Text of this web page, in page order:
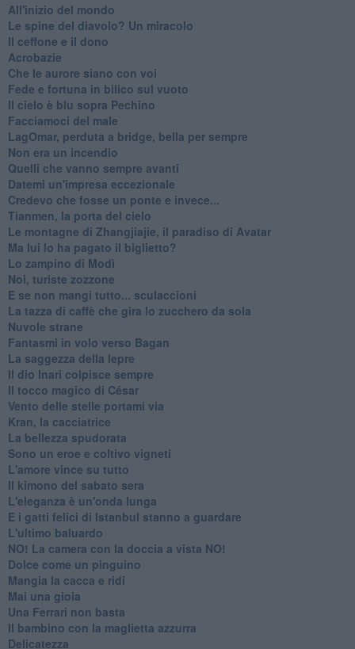
All'inizio del mondo
Le spine del diavolo? Un miracolo
Il ceffone e il dono
Acrobazie
Che le aurore siano con voi
Fede e fortuna in bilico sul vuoto
Il cielo è blu sopra Pechino
Facciamoci del male
LagOmar, perduta a bridge, bella per sempre
Non era un incendio
Quelli che vanno sempre avanti
Datemi un'impresa eccezionale
Credevo che fosse un ponte e invece...
Tianmen, la porta del cielo
Le montagne di Zhangjiajie, il paradiso di Avatar
Ma lui lo ha pagato il biglietto?
Lo zampino di Modì
Noi, turiste zozzone
E se non mangi tutto... sculaccioni
La tazza di caffè che gira lo zucchero da sola
Nuvole strane
Fantasmi in volo verso Bagan
La saggezza della lepre
Il dio Inari colpisce sempre
Il tocco magico di César
Vento delle stelle portami via
Kran, la cacciatrice
La bellezza spudorata
Sono un eroe e coltivo vigneti
L'amore vince su tutto
Il kimono del sabato sera
L'eleganza è un'onda lunga
E i gatti felici di Istanbul stanno a guardare
L'ultimo baluardo
NO! La camera con la doccia a vista NO!
Dolce come un pinguino
Mangia la cacca e ridi
Mai una gioia
Una Ferrari non basta
Il bambino con la maglietta azzurra
Delicatezza